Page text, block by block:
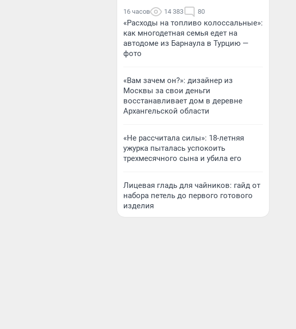
16 часов 14 383 80
«Расходы на топливо колоссальные»:
как многодетная семья едет на
автодоме из Барнаула в Турцию —
фото
«Вам зачем он?»: дизайнер из
Москвы за свои деньги
восстанавливает дом в деревне
Архангельской области
«Не рассчитала силы»: 18-летняя
ужурка пыталась успокоить
трехмесячного сына и убила его
Лицевая гладь для чайников: гайд от
набора петель до первого готового
изделия